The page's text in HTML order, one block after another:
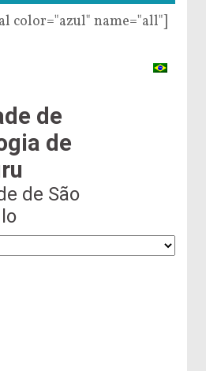
color="azul" name="all"]
de
de
de São